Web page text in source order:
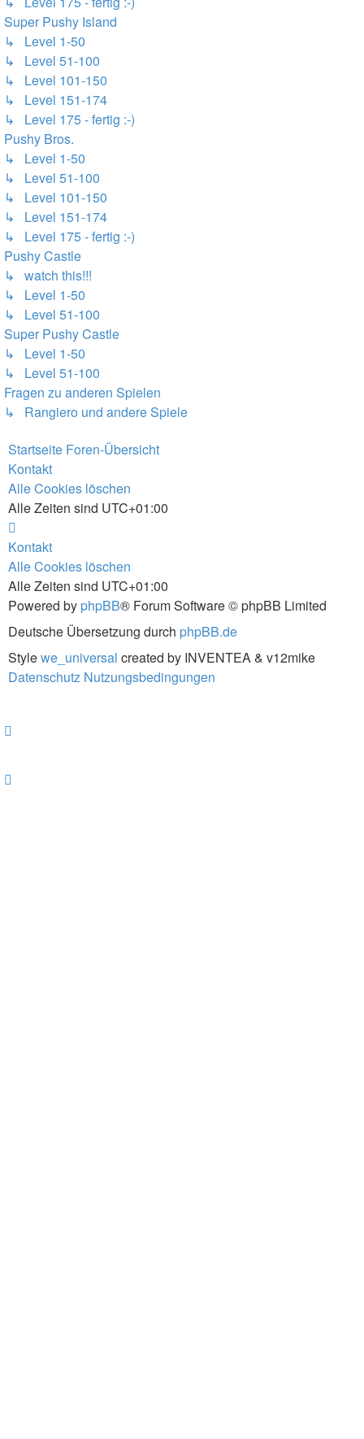
Super Pushy Island
↳ Level 1-50
↳ Level 51-100
↳ Level 101-150
↳ Level 151-174
↳ Level 175 - fertig :-)
Pushy Bros.
↳ Level 1-50
↳ Level 51-100
↳ Level 101-150
↳ Level 151-174
↳ Level 175 - fertig :-)
Pushy Castle
↳ watch this!!!
↳ Level 1-50
↳ Level 51-100
Super Pushy Castle
↳ Level 1-50
↳ Level 51-100
Fragen zu anderen Spielen
↳ Rangiero und andere Spiele
Startseite Foren-Übersicht
Kontakt
Alle Cookies löschen
Alle Zeiten sind UTC+01:00
Kontakt
Alle Cookies löschen
Alle Zeiten sind UTC+01:00
Powered by phpBB® Forum Software © phpBB Limited
Deutsche Übersetzung durch phpBB.de
Stylewe_universal created by INVENTEA & v12mike
Datenschutz Nutzungsbedingungen